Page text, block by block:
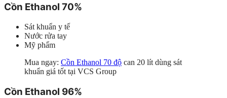
Cồn Ethanol 70%
Sát khuẩn y tế
Nước rửa tay
Mỹ phẩm
Mua ngay: Cồn Ethanol 70 độ can 20 lít dùng sát
khuẩn giá tốt tại VCS Group
Cồn Ethanol 96%